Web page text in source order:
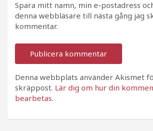
Spara mitt namn, min e-postadress
denna webbläsare till nästa gång jag
kommentar.
Denna webbplats använder Akismet
skräppost. Lär dig om hur din
bearbetas.